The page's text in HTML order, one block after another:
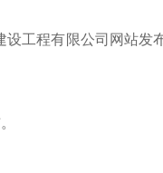
工程有限公司网站